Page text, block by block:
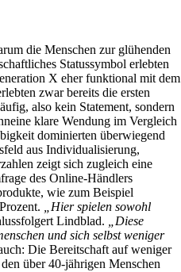
die Menschen zur glühenden
Statussymbol erlebten
X eher funktional mit dem
zwar bereits die ersten
also kein Statement, sondern
klare Wendung im Vergleich
dominierten überwiegend
aus Individualisierung,
zeigt sich zugleich eine
des Online-Händlers
wie zum Beispiel
„Hier spielen sowohl
Lindblad.
„Diese
und sich selbst weniger
Die Bereitschaft auf weniger
über 40-jährigen Menschen